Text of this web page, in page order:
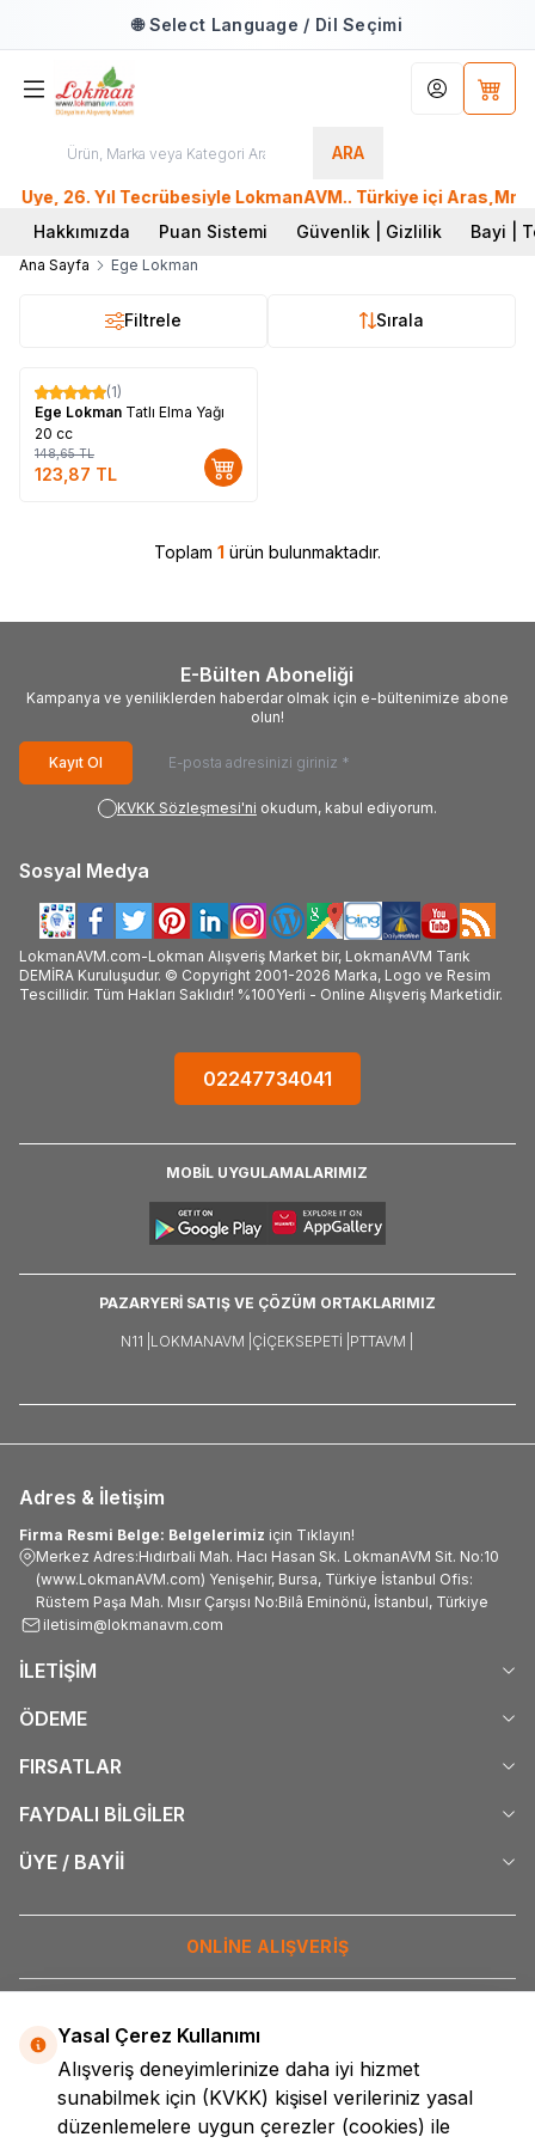
🌐 Select Language / Dil Seçimi
ARA
Hesabım
26. Yıl Tecrübesiyle LokmanAVM.. Türkiye içi
Hakkımızda
Puan Sistemi Güvenlik | Gizlilik Bayi |
Ana Sayfa Ege Lokman
Filtrele Sırala
%17
(1)
Ege Lokman Tatlı Elma Yağı
20 cc
148,65TL
123,87 TL
Toplam 1 ürün bulunmaktadır.
E-Bülten Aboneliği
Kampanya ve yeniliklerden haberdar olmak için e-bültenimize abone
olun!
Kayıt Ol
KVKK Sözleşmesi'ni okudum, kabul ediyorum.
Sosyal Medya
LokmanAVM.com-Lokman Alışveriş Market bir, LokmanAVM Tarık
DEMİRA Kuruluşudur. © Copyright 2001-2026 Marka, Logo ve Resim
Tescillidir. Tüm Hakları Saklıdır! %100Yerli - Online Alışveriş Marketidir.
02247734041
MOBİL UYGULAMALARIMIZ
PAZARYERİ SATIŞ VE ÇÖZÜM ORTAKLARIMIZ
N11 | LOKMANAVM | ÇIÇEKSEPETI | PTTAVM |
Adres & İletişim
Firma Resmi Belge: Belgelerimiz için Tıklayın!
Merkez Adres:Hıdırbali Mah. Hacı Hasan Sk. LokmanAVM Sit. No:10
(www.LokmanAVM.com) Yenişehir, Bursa, Türkiye İstanbul Ofis:
Rüstem Paşa Mah. Mısır Çarşısı No:Bilâ Eminönü, İstanbul, Türkiye
iletisim@lokmanavm.com
İLETİŞİM
ÖDEME
FIRSATLAR
FAYDALI BİLGİLER
ÜYE / BAYİİ
ONLİNE ALIŞVERİŞ
DİJİTAL PAZARLAMA
Yasal Çerez Kullanımı
Alışveriş deneyimlerinize daha iyi hizmet
sunabilmek için (KVKK) kişisel verileriniz yasal
düzenlemelere uygun çerezler (cookies) ile